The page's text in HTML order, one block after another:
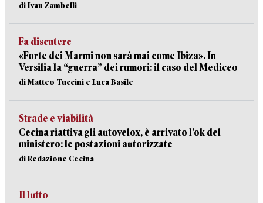
di Ivan Zambelli
Fa discutere
«Forte dei Marmi non sarà mai come Ibiza». In
Versilia la “guerra” dei rumori: il caso del Mediceo
di Matteo Tuccini e Luca Basile
Strade e viabilità
Cecina riattiva gli autovelox, è arrivato l’ok del
ministero: le postazioni autorizzate
di Redazione Cecina
Il lutto